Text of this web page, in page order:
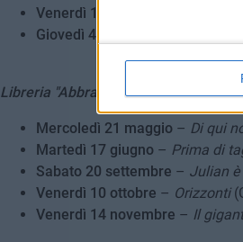
Venerdì 14 novembre
Giovedì 4 dicembre
Libreria "Abbraccio alla Vita" (6-10
Mercoledì 21 maggio– Di qui
Martedì 17 giugno– Prima di
Sabato 20 settembre – Julian è
Venerdì 10 ottobre – Orizzonti
Venerdì 14 novembre – Il